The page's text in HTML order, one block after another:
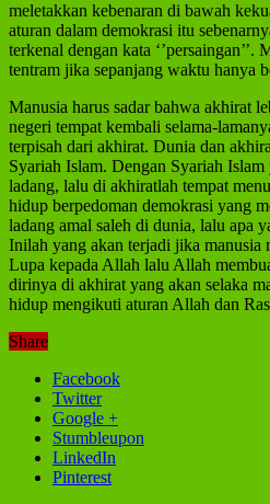
meletakkan kebenaran di bawah
aturan dalam demokrasi itu
terkenal dengan kata
tentram jika sepanjang waktu hanya
Manusia harus sadar bahwa akhirat
negeri tempat kembali selama-
terpisah dari akhirat. Dunia dan
Syariah Islam. Dengan Syariah
ladang, lalu di akhiratlah tempat
hidup berpedoman demokrasi yang
ladang amal saleh di dunia, lalu apa
Inilah yang akan terjadi jika manusia
Lupa kepada Allah lalu Allah
dirinya di akhirat yang akan selaka
hidup mengikuti aturan Allah dan
Share
Facebook
Twitter
Google +
Stumbleupon
LinkedIn
Pinterest